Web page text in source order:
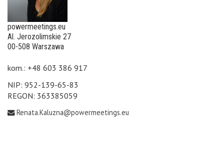
powermeetings.eu
Al. Jerozolimskie 27
00-508 Warszawa
kom.: +48 603 386 917
NIP: 952-139-65-83
REGON: 363385059
Renata.Kaluzna@powermeetings.eu